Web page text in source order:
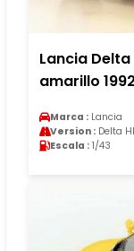
Lancia
amarillo
Marca : Lancia
Version : Delta
Escala : 1/43